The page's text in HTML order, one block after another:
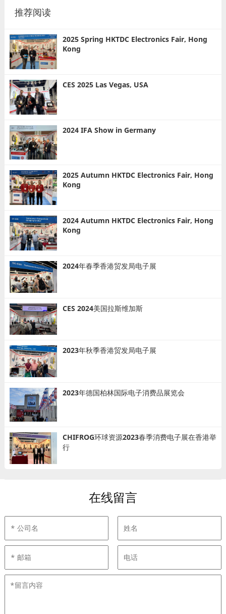
推荐阅读
2025 Spring HKTDC Electronics Fair, Hong
Kong
CES 2025 Las Vegas, USA
2024 IFA Show in Germany
2025 Autumn HKTDC Electronics Fair, Hong
Kong
2024 Autumn HKTDC Electronics Fair, Hong
Kong
2024年春季香港贸发局电子展
CES 2024美国拉斯维加斯
2023年秋季香港贸发局电子展
2023年德国柏林国际电子消费品展览会
CHIFROG环球资源2023春季消费电子展在香港举
行
在线留言